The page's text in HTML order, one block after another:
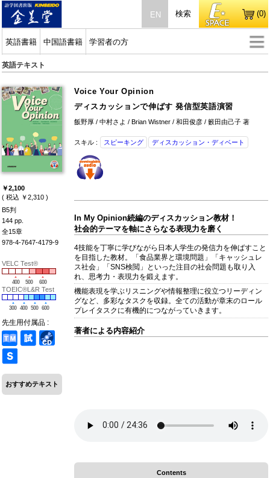
EN
英語書籍 中国語書籍 学習者の方
検索 (0)
英語テキスト
￥2,100
( 税込 ￥2,310 )
B5判
144 pp.
全15章
978-4-7647-4179-9
VELC Test®
400 500 600
TOEIC®L&R Test
300 400 500 600
先生用付属品 :
おすすめテキスト
Voice Your Opinion
ディスカッションで伸ばす 発信型英語演習
飯野厚 / 中村さよ / Brian Wistner / 和田俊彦 / 籔田由己子 著
スキル : スピーキング ディスカッション・ディベート
In My Opinion続編のディスカッション教材！
社会的テーマを軸にさらなる表現力を磨く
4技能を丁寧に学びながら日本人学生の発信力を伸ばすこと
を目指した教材。「食品業界と環境問題」「キャッシュレ
ス社会」「SNS検閲」といった注目の社会問題も取り入
れ、思考力・表現力を鍛えます。
機能表現を学ぶリスニングや情報整理に役立つリーディン
グなど、多彩なタスクを収録。全ての活動が章末のロール
プレイタスクに有機的につながっていきます。
著者による内容紹介
Contents